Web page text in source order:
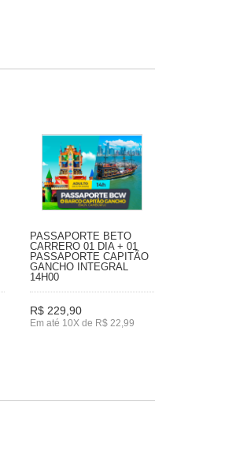
PASSAPORTE BETO
CARRERO 01 DIA + 01
PASSAPORTE CAPITÃO
GANCHO INTEGRAL
14H00
R$ 229,90
Em até 10X de R$ 22,99